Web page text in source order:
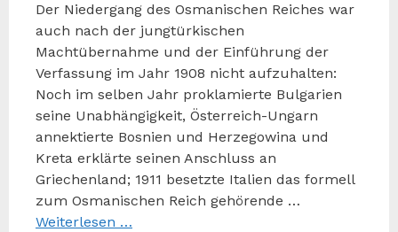
Der Niedergang des Osmanischen Reiches war
auch nach der jungtürkischen
Machtübernahme und der Einführung der
Verfassung im Jahr 1908 nicht aufzuhalten:
Noch im selben Jahr proklamierte Bulgarien
seine Unabhängigkeit, Österreich-Ungarn
annektierte Bosnien und Herzegowina und
Kreta erklärte seinen Anschluss an
Griechenland; 1911 besetzte Italien das formell
zum Osmanischen Reich gehörende …
Weiterlesen …